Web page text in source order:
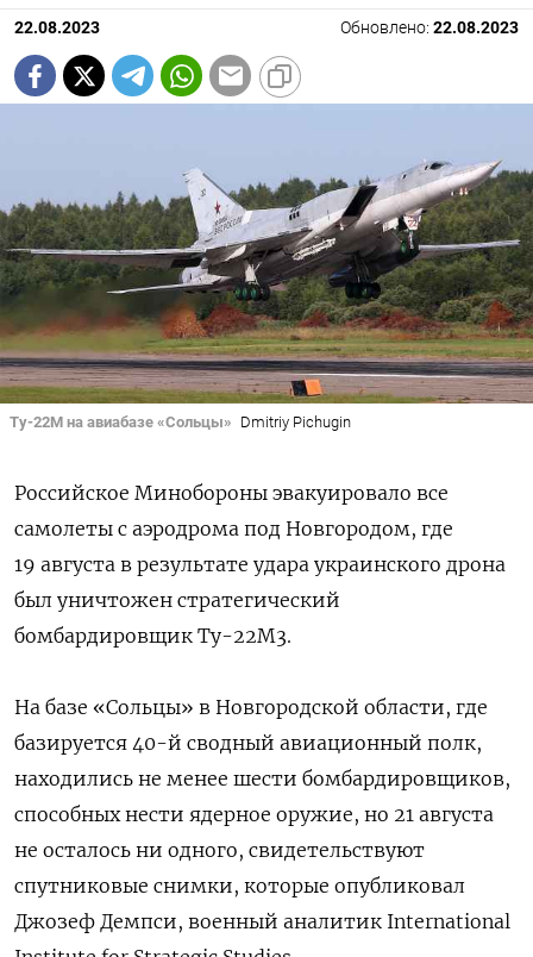
22.08.2023 Обновлено: 22.08.2023
Tу-22M на авиабазе «Сольцы» Dmitriy Pichugin
Российское Минобороны эвакуировало все
самолеты с аэродрома под Новгородом, где
19 августа в результате удара украинского дрона
был уничтожен стратегический
бомбардировщик Ту-22М3.
На базе «Сольцы» в Новгородской области, где
базируется 40-й сводный авиационный полк,
находились не менее шести бомбардировщиков,
способных нести ядерное оружие, но 21 августа
не осталось ни одного, свидетельствуют
спутниковые снимки, которые опубликовал
Джозеф Демпси, военный аналитик International